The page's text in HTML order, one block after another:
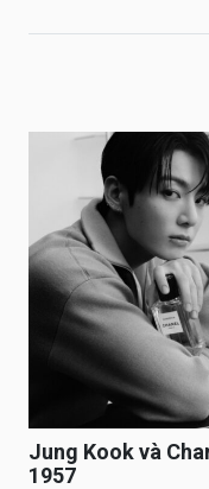
Jung Kook và
1957